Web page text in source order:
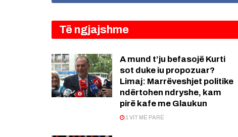
Të ngjajshme
A mund t’ju befasojë Kurti
sot duke iu propozuar?
Limaj: Marrëveshjet politike
ndërtohen ndryshe, kam
pirë kafe me Glaukun
1 VIT MË PARË